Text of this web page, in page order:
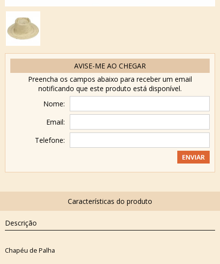
AVISE-ME AO CHEGAR
Preencha os campos abaixo para receber um email
notificando que este produto está disponível.
Nome:
Email:
Telefone:
Descrição
Chapéu de Palha